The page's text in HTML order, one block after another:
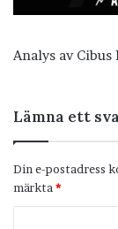
Analys av
Lämna ett
Din e-postadress
märkta *